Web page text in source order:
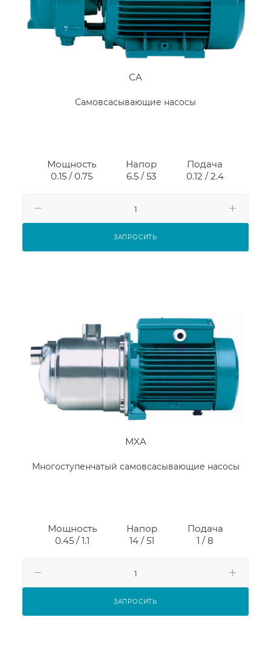
CA
Самовсасывающие насосы
Мощность
0.15 / 0.75
Напор
6.5 / 53
Подача
0.12 / 2.4
ЗАПРОСИТЬ
MXA
Многоступенчатый самовсасывающие насосы
Мощность
0.45 / 1.1
Напор
14 / 51
Подача
1 / 8
ЗАПРОСИТЬ